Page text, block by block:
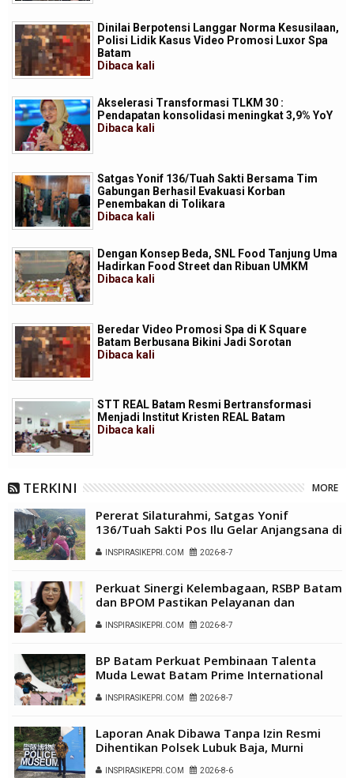
Dinilai Berpotensi Langgar Norma Kesusilaan,
Polisi Lidik Kasus Video Promosi Luxor Spa
Batam
Dibaca kali
Akselerasi Transformasi TLKM 30 :
Pendapatan konsolidasi meningkat 3,9% YoY
Dibaca kali
Satgas Yonif 136/Tuah Sakti Bersama Tim
Gabungan Berhasil Evakuasi Korban
Penembakan di Tolikara
Dibaca kali
Dengan Konsep Beda, SNL Food Tanjung Uma
Hadirkan Food Street dan Ribuan UMKM
Dibaca kali
Beredar Video Promosi Spa di K Square
Batam Berbusana Bikini Jadi Sorotan
Dibaca kali
STT REAL Batam Resmi Bertransformasi
Menjadi Institut Kristen REAL Batam
Dibaca kali
TERKINI MORE
Pererat Silaturahmi, Satgas Yonif
136/Tuah Sakti Pos Ilu Gelar Anjangsana di
Kampung Alukme
INSPIRASIKEPRI.COM 2026-8-7
Perkuat Sinergi Kelembagaan, RSBP Batam
dan BPOM Pastikan Pelayanan dan
Ketersediaan Obat Aman
INSPIRASIKEPRI.COM 2026-8-7
BP Batam Perkuat Pembinaan Talenta
Muda Lewat Batam Prime International
Grassroot Football Festival 2026
INSPIRASIKEPRI.COM 2026-8-7
Laporan Anak Dibawa Tanpa Izin Resmi
Dihentikan Polsek Lubuk Baja, Murni
Sengketa Hak Asuh
INSPIRASIKEPRI.COM 2026-8-6